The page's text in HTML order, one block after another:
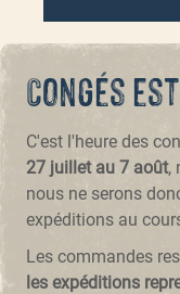
Congés
C'est l'heure des
27 juillet au 7 août,
nous ne serons
expéditions au
Les commandes
les expéditions